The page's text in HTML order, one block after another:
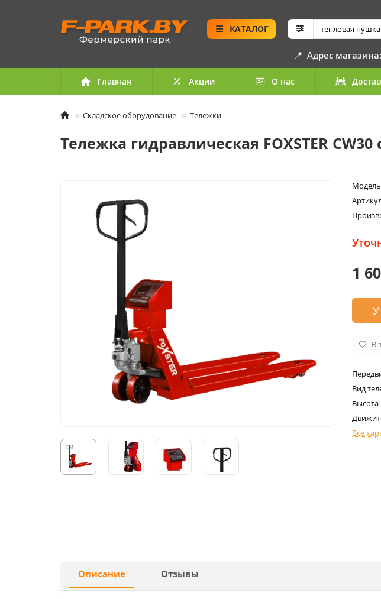
КАТАЛОГ
📍 Адрес
Главная Акции О нас
Складское оборудование Тележки
Тележка гидравлическая FOXSTER CW30
Модель
1
В
Вид
Все
Описание Отзывы